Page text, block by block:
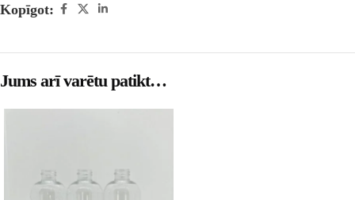
Kopīgot:
Jums arī varētu patikt…